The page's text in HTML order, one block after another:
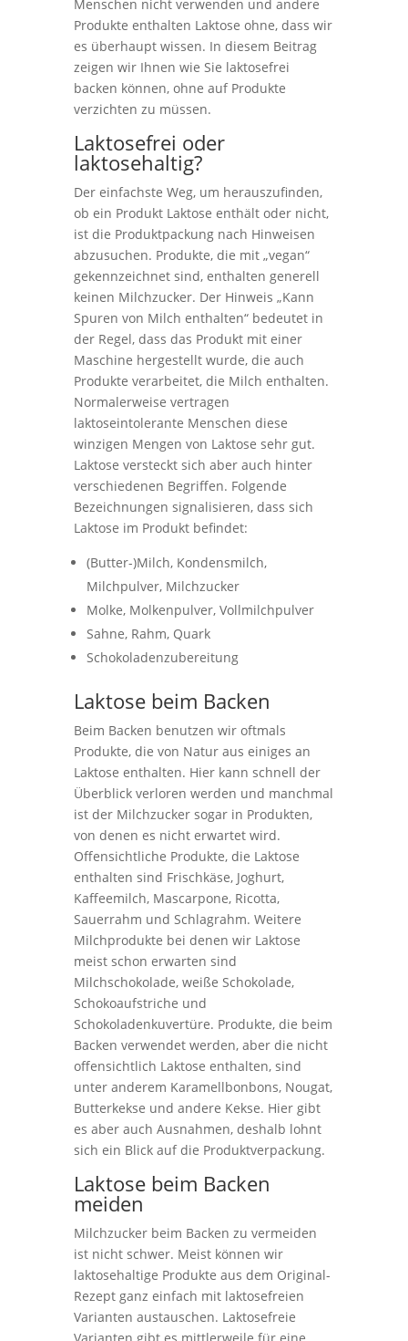
Menschen nicht verwenden und andere
Produkte enthalten Laktose ohne, dass wir
es überhaupt wissen. In diesem Beitrag
zeigen wir Ihnen wie Sie laktosefrei
backen können, ohne auf Produkte
verzichten zu müssen.
Laktosefrei oder
laktosehaltig?
Der einfachste Weg, um herauszufinden,
ob ein Produkt Laktose enthält oder nicht,
ist die Produktpackung nach Hinweisen
abzusuchen. Produkte, die mit „vegan“
gekennzeichnet sind, enthalten generell
keinen Milchzucker. Der Hinweis „Kann
Spuren von Milch enthalten“ bedeutet in
der Regel, dass das Produkt mit einer
Maschine hergestellt wurde, die auch
Produkte verarbeitet, die Milch enthalten.
Normalerweise vertragen
laktoseintolerante Menschen diese
winzigen Mengen von Laktose sehr gut.
Laktose versteckt sich aber auch hinter
verschiedenen Begriffen. Folgende
Bezeichnungen signalisieren, dass sich
Laktose im Produkt befindet:
(Butter-)Milch, Kondensmilch,
Milchpulver, Milchzucker
Molke, Molkenpulver, Vollmilchpulver
Sahne, Rahm, Quark
Schokoladenzubereitung
Laktose beim Backen
Beim Backen benutzen wir oftmals
Produkte, die von Natur aus einiges an
Laktose enthalten. Hier kann schnell der
Überblick verloren werden und manchmal
ist der Milchzucker sogar in Produkten,
von denen es nicht erwartet wird.
Offensichtliche Produkte, die Laktose
enthalten sind Frischkäse, Joghurt,
Kaffeemilch, Mascarpone, Ricotta,
Sauerrahm und Schlagrahm. Weitere
Milchprodukte bei denen wir Laktose
meist schon erwarten sind
Milchschokolade, weiße Schokolade,
Schokoaufstriche und
Schokoladenkuvertüre. Produkte, die beim
Backen verwendet werden, aber die nicht
offensichtlich Laktose enthalten, sind
unter anderem Karamellbonbons, Nougat,
Butterkekse und andere Kekse. Hier gibt
es aber auch Ausnahmen, deshalb lohnt
sich ein Blick auf die Produktverpackung.
Laktose beim Backen
meiden
Milchzucker beim Backen zu vermeiden
ist nicht schwer. Meist können wir
laktosehaltige Produkte aus dem Original-
Rezept ganz einfach mit laktosefreien
Varianten austauschen. Laktosefreie